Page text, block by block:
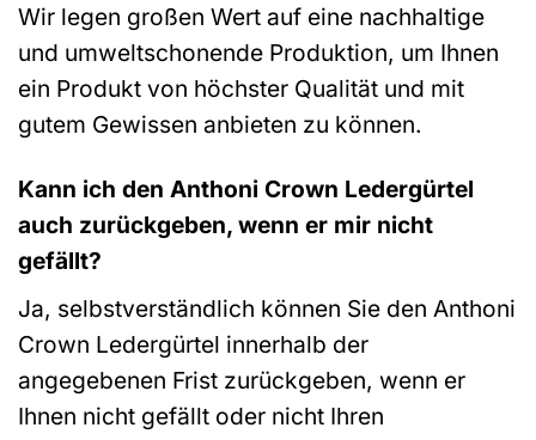
Wir legen großen Wert auf eine nachhaltige
und umweltschonende Produktion, um Ihnen
ein Produkt von höchster Qualität und mit
gutem Gewissen anbieten zu können.
Kann ich den Anthoni Crown Ledergürtel
auch zurückgeben, wenn er mir nicht
gefällt?
Ja, selbstverständlich können Sie den Anthoni
Crown Ledergürtel innerhalb der
angegebenen Frist zurückgeben, wenn er
Ihnen nicht gefällt oder nicht Ihren